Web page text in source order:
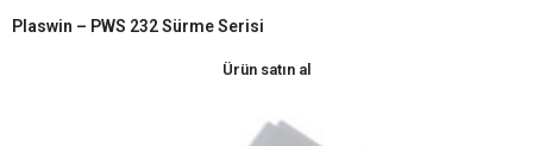
Plaswin – PWS 232 Sürme Serisi
Ürün satın al